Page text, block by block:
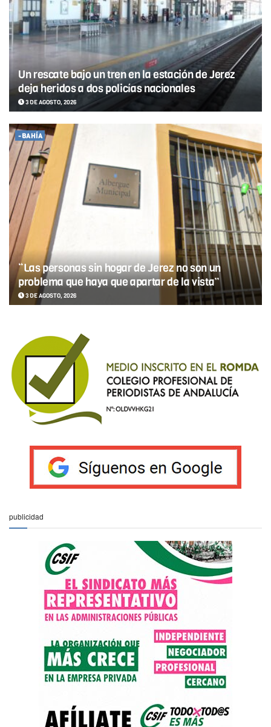
Un rescate bajo un tren en la estación de Jerez
deja heridos a dos policías nacionales
3 DE AGOSTO, 2026
-BAHÍA
“Las personas sin hogar de Jerez no son un
problema que haya que apartar de la vista”
3 DE AGOSTO, 2026
publicidad